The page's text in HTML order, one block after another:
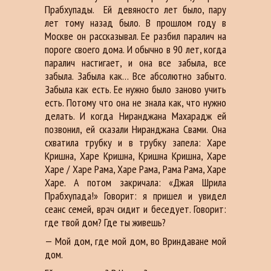
Прабхупады. Ей девяносто лет было, пару
лет тому назад было. В прошлом году в
Москве он рассказывал. Ее разбил паралич на
пороге своего дома. И обычно в 90 лет, когда
паралич настигает, и она все забыла, все
забыла. Забыла как… Все абсолютно забыто.
Забыла как есть. Ее нужно было заново учить
есть. Потому что она не знала как, что нужно
делать. И когда Ниранджана Махарадж ей
позвонил, ей сказали Ниранджана Свами. Она
схватила трубку и в трубку запела: Харе
Кришна, Харе Кришна, Кришна Кришна, Харе
Харе / Харе Рама, Харе Рама, Рама Рама, Харе
Харе. А потом закричала: «Джая Шрила
Прабхупада!» Говорит: я пришел и увидел
сеанс семей, врач сидит и беседует. Говорит:
где твой дом? Где ты живешь?
— Мой дом, где мой дом, во Вриндаване мой
дом.